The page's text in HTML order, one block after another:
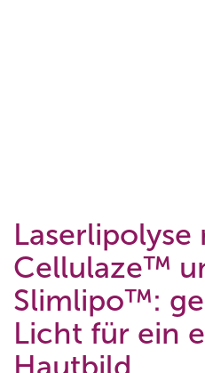
Laserlipolyse
Cellulaze™
Slimlipo™:
Licht für ein